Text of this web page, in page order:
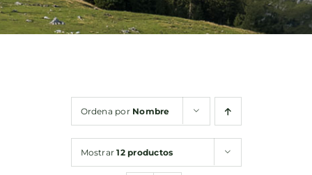
Bebidas
Ordena por Nombre
Mostrar12 productos